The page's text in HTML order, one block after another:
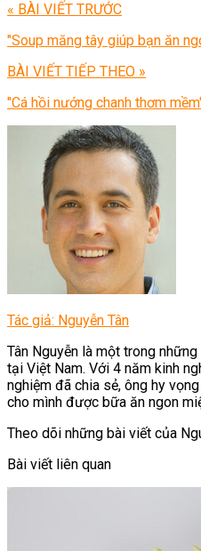
« BÀI VIẾT TRƯỚC
"Soup măng tây giúp bạn ăn
BÀI VIẾT TIẾP THEO »
"Cá hồi nướng chanh thơm
Tác giả: Nguyễn Tân
Tân Nguyễn là một trong
tại Việt Nam. Với 4 năm kinh
nghiệm đã chia sẻ, ông hy
cho mình được bữa ăn ngon
Theo dõi những bài viết của
Bài viết liên quan